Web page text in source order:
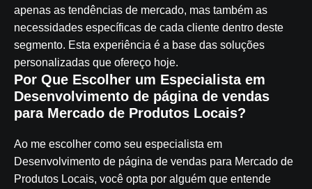
apenas as tendências de mercado, mas também as
necessidades específicas de cada cliente dentro deste
segmento. Esta experiência é a base das soluções
personalizadas que ofereço hoje.
Por Que Escolher um Especialista em
Desenvolvimento de página de vendas
para Mercado de Produtos Locais?
Ao me escolher como seu especialista em
Desenvolvimento de página de vendas para Mercado de
Produtos Locais, você opta por alguém que entende